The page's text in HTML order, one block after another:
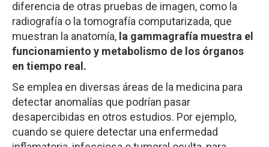
diferencia de otras pruebas de imagen, como la
radiografía o la tomografía computarizada, que
muestran la anatomía, la gammagrafía muestra el
funcionamiento y metabolismo de los órganos
en tiempo real.
Se emplea en diversas áreas de la medicina para
detectar anomalías que podrían pasar
desapercibidas en otros estudios. Por ejemplo,
cuando se quiere detectar una enfermedad